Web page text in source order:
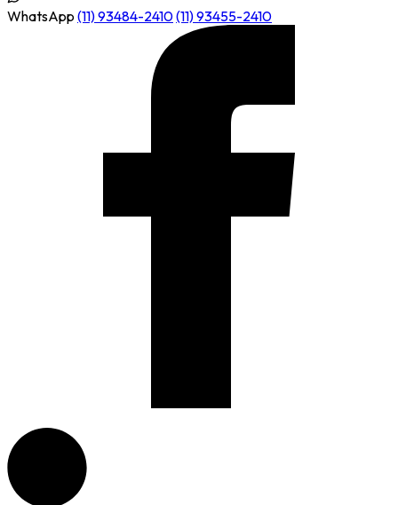
WhatsApp (11) 93484-2410(11) 93455-2410